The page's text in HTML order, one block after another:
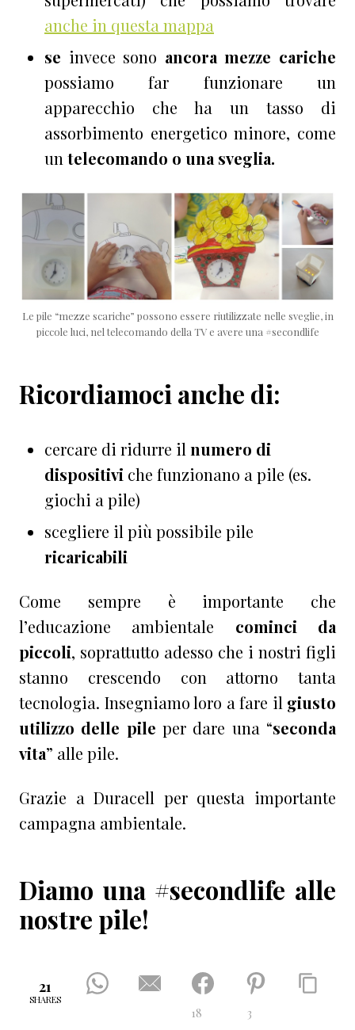
anche in questa mappa
se invece sono ancora mezze cariche
possiamo far funzionare un
apparecchio che ha un tasso di
assorbimento energetico minore, come
un telecomando o una sveglia.
Le pile “mezze scariche” possono essere riutilizzate nelle sveglie, in
piccole luci, nel telecomando della TV e avere una #secondlife
Ricordiamoci anche di:
cercare di ridurre ilnumero di
dispositivi che funzionano a pile (es.
giochi a pile)
scegliere il più possibile pile
ricaricabili
Come sempre è importante che
l’educazione ambientale cominci da
piccoli, soprattutto adesso che i nostri figli
stanno crescendo con attorno tanta
tecnologia. Insegniamo loro a fare il giusto
utilizzo delle pile per dare una “seconda
vita” alle pile.
Grazie a Duracell per questa importante
campagna ambientale.
Diamo una #secondlife alle
nostre pile!
21
SHARES
18 3